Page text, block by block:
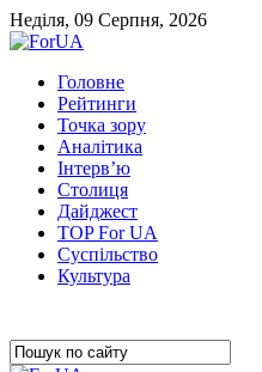
Неділя, 09 Серпня, 2026
Головне
Рейтинги
Точка зору
Аналітика
Інтерв’ю
Столиця
Дайджест
TOP For UA
Суспiльство
Культура